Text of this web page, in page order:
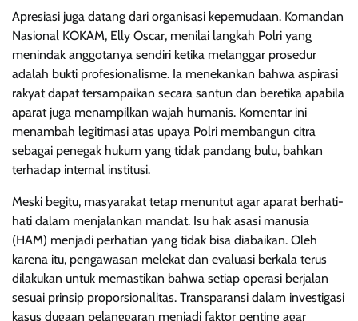
Apresiasi juga datang dari organisasi kepemudaan. Komandan
Nasional KOKAM, Elly Oscar, menilai langkah Polri yang
menindak anggotanya sendiri ketika melanggar prosedur
adalah bukti profesionalisme. Ia menekankan bahwa aspirasi
rakyat dapat tersampaikan secara santun dan beretika apabila
aparat juga menampilkan wajah humanis. Komentar ini
menambah legitimasi atas upaya Polri membangun citra
sebagai penegak hukum yang tidak pandang bulu, bahkan
terhadap internal institusi.
Meski begitu, masyarakat tetap menuntut agar aparat berhati-
hati dalam menjalankan mandat. Isu hak asasi manusia
(HAM) menjadi perhatian yang tidak bisa diabaikan. Oleh
karena itu, pengawasan melekat dan evaluasi berkala terus
dilakukan untuk memastikan bahwa setiap operasi berjalan
sesuai prinsip proporsionalitas. Transparansi dalam investigasi
kasus dugaan pelanggaran menjadi faktor penting agar